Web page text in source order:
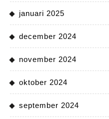
januari 2025
december 2024
november 2024
oktober 2024
september 2024